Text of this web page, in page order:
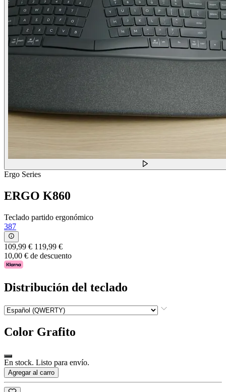
Ergo Series
ERGO K860
Teclado partido ergonómico
387
109,99 € 119,99 €
10,00 € de descuento
Distribución del teclado
Color Grafito
En stock. Listo para envío.
Agregar al carro